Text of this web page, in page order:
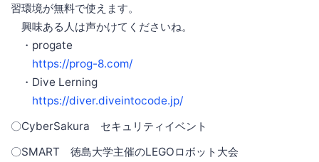
習環境が無料で使えます。
興味ある人は声かけてくださいね。
・progate
https://prog-8.com/
・Dive Lerning
https://diver.diveintocode.jp/
〇CyberSakura セキュリティイベント
〇SMART 徳島大学主催のLEGOロボット大会